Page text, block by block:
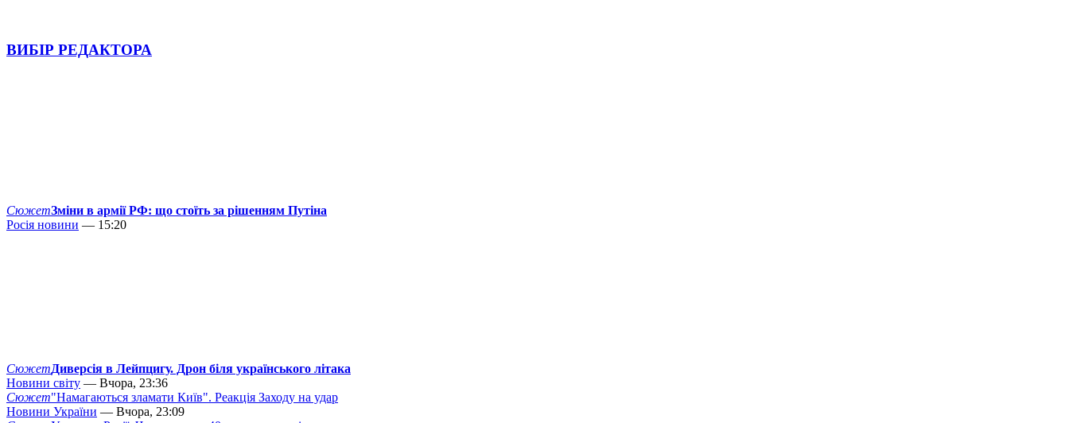
ВИБІР РЕДАКТОРА
СюжетЗміни в армії РФ: що стоїть за рішенням Путіна
Росія новини — 15:20
СюжетДиверсія в Лейпцигу. Дрон біля українського літака
Новини світу — Вчора, 23:36
Сюжет"Намагаються зламати Київ". Реакція Заходу на удар
Новини України — Вчора, 23:09